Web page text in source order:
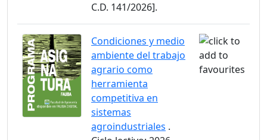
C.D. 141/2026].
Condiciones y medio
ambiente del trabajo
agrario como
herramienta
competitiva en
sistemas
agroindustriales .